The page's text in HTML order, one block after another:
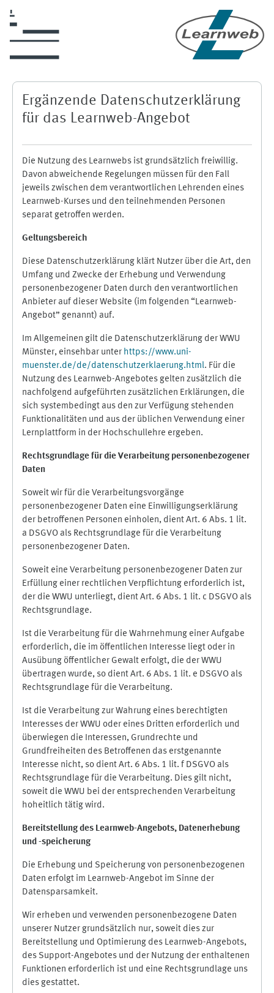
Ergänzende Datenschutzerklärung
für das Learnweb-Angebot
Die Nutzung des Learnwebs ist grundsätzlich freiwillig.
Davon abweichende Regelungen müssen für den Fall
jeweils zwischen dem verantwortlichen Lehrenden eines
Learnweb-Kurses und den teilnehmenden Personen
separat getroffen werden.
Geltungsbereich
Diese Datenschutzerklärung klärt Nutzer über die Art, den
Umfang und Zwecke der Erhebung und Verwendung
personenbezogener Daten durch den verantwortlichen
Anbieter auf dieser Website (im folgenden “Learnweb-
Angebot” genannt) auf.
Im Allgemeinen gilt die Datenschutzerklärung der WWU
Münster, einsehbar unter https://www.uni-
muenster.de/de/datenschutzerklaerung.html. Für die
Nutzung des Learnweb-Angebotes gelten zusätzlich die
nachfolgend aufgeführten zusätzlichen Erklärungen, die
sich systembedingt aus den zur Verfügung stehenden
Funktionalitäten und aus der üblichen Verwendung einer
Lernplattform in der Hochschullehre ergeben.
Rechtsgrundlage für die Verarbeitung personenbezogener
Daten
Soweit wir für die Verarbeitungsvorgänge
personenbezogener Daten eine Einwilligungserklärung
der betroffenen Personen einholen, dient Art. 6 Abs. 1 lit.
a DSGVO als Rechtsgrundlage für die Verarbeitung
personenbezogener Daten.
Soweit eine Verarbeitung personenbezogener Daten zur
Erfüllung einer rechtlichen Verpflichtung erforderlich ist,
der die WWU unterliegt, dient Art. 6 Abs. 1 lit. c DSGVO als
Rechtsgrundlage.
Ist die Verarbeitung für die Wahrnehmung einer Aufgabe
erforderlich, die im öffentlichen Interesse liegt oder in
Ausübung öffentlicher Gewalt erfolgt, die der WWU
übertragen wurde, so dient Art. 6 Abs. 1 lit. e DSGVO als
Rechtsgrundlage für die Verarbeitung.
Ist die Verarbeitung zur Wahrung eines berechtigten
Interesses der WWU oder eines Dritten erforderlich und
überwiegen die Interessen, Grundrechte und
Grundfreiheiten des Betroffenen das erstgenannte
Interesse nicht, so dient Art. 6 Abs. 1 lit. f DSGVO als
Rechtsgrundlage für die Verarbeitung. Dies gilt nicht,
soweit die WWU bei der entsprechenden Verarbeitung
hoheitlich tätig wird.
Bereitstellung des Learnweb-Angebots, Datenerhebung
und -speicherung
Die Erhebung und Speicherung von personenbezogenen
Daten erfolgt im Learnweb-Angebot im Sinne der
Datensparsamkeit.
Wir erheben und verwenden personenbezogene Daten
unserer Nutzer grundsätzlich nur, soweit dies zur
Bereitstellung und Optimierung des Learnweb-Angebots,
des Support-Angebotes und der Nutzung der enthaltenen
Funktionen erforderlich ist und eine Rechtsgrundlage uns
dies gestattet.